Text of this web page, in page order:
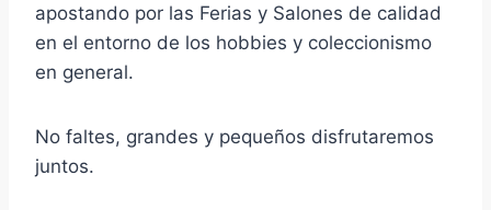
apostando por las Ferias y Salones de calidad
en el entorno de los hobbies y coleccionismo
en general.
No faltes, grandes y pequeños disfrutaremos
juntos.